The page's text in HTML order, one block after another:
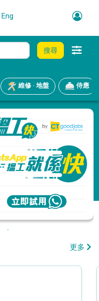
Eng
搜尋
維修 · 地盤 侍應
更多